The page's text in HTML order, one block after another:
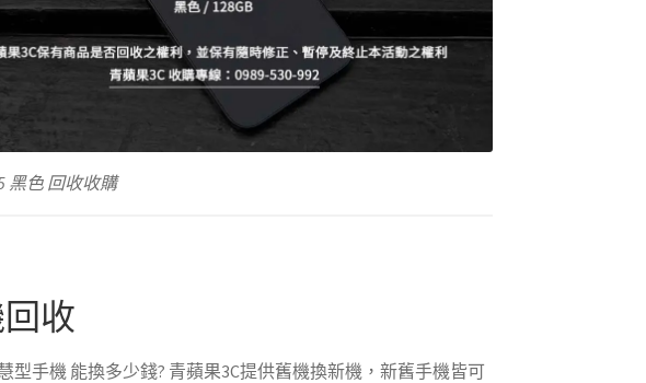
黑色 回收收購
收
型手機 能換多少錢? 青蘋果3C提供舊機換新機，新舊手機皆可